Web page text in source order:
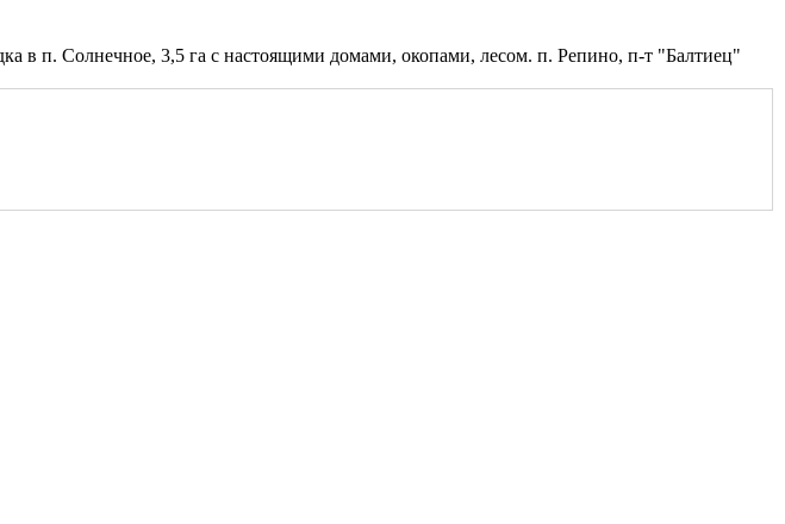
в п. Солнечное, 3,5 га с настоящими домами, окопами, лесом. п. Репино, п-т "Балтиец"